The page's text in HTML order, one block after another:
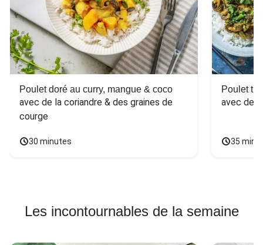
Poulet doré au curry, mangue & coco
avec de la coriandre & des graines de
courge
30 minutes
Poulet
avec des
35
Les incontournables de la semaine